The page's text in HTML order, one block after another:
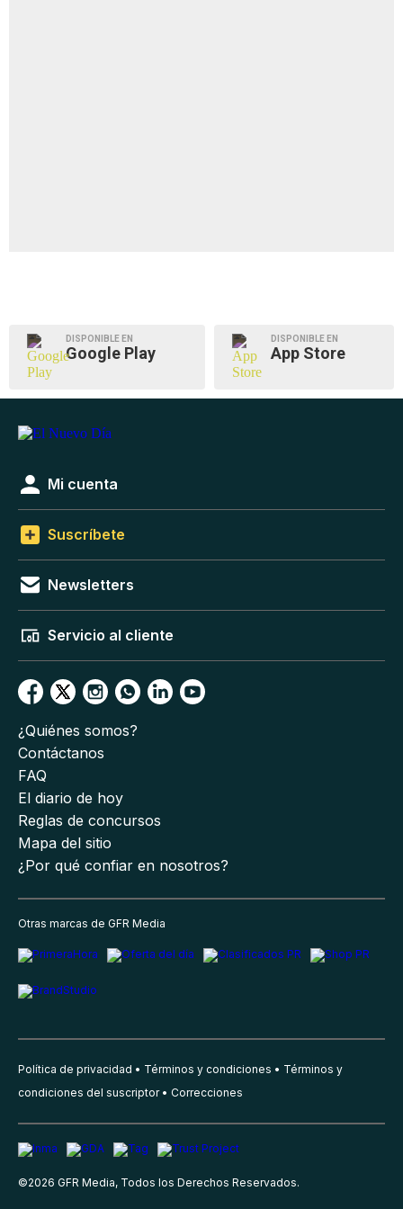
DISPONIBLE EN
Google Play
DISPONIBLE EN
App Store
Mi cuenta
Suscríbete
Newsletters
Servicio al cliente
¿Quiénes somos?
Contáctanos
FAQ
El diario de hoy
Reglas de concursos
Mapa del sitio
¿Por qué confiar en nosotros?
Otras marcas de GFR Media
Política de privacidad Términos y condiciones
Términos y
condiciones del suscriptor
Correcciones
©2026 GFR Media, Todos los Derechos Reservados.